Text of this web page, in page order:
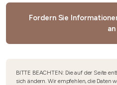
Fordern Sie
an
BITTE BEACHTEN: Die auf der Seite
sich ändern. Wir empfehlen, die Daten